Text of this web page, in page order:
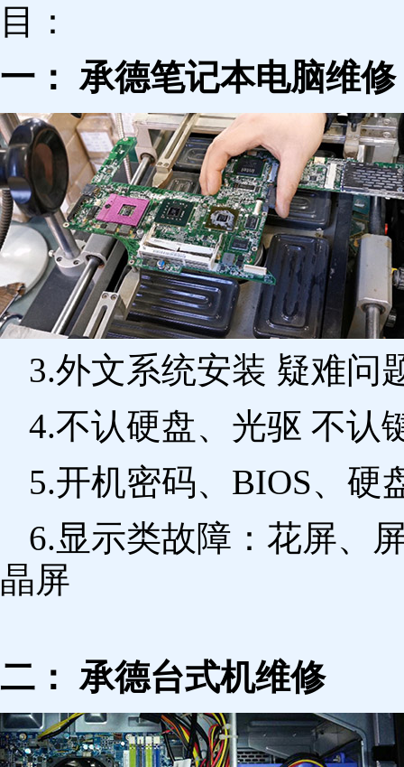
目：
一： 承德笔记本电脑维修
3.外文系统安装 疑难问
4.不认硬盘、光驱 不认
5.开机密码、BIOS、硬
6.显示类故障：花屏、
晶屏
二： 承德台式机维修